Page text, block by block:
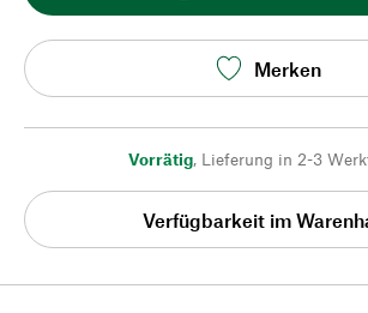
Merken
Vorrätig, Lieferung in 2-3
Verfügbarkeit im